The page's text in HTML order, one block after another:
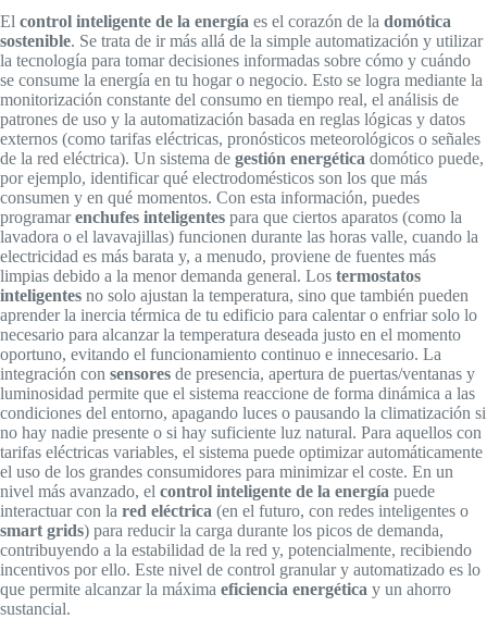
El control inteligente de la energía es el corazón de la domótica
sostenible. Se trata de ir más allá de la simple automatización y utilizar
la tecnología para tomar decisiones informadas sobre cómo y cuándo
se consume la energía en tu hogar o negocio. Esto se logra mediante la
monitorización constante del consumo en tiempo real, el análisis de
patrones de uso y la automatización basada en reglas lógicas y datos
externos (como tarifas eléctricas, pronósticos meteorológicos o señales
de la red eléctrica). Un sistema de gestión energética domótico puede,
por ejemplo, identificar qué electrodomésticos son los que más
consumen y en qué momentos. Con esta información, puedes
programarenchufes inteligentes para que ciertos aparatos (como la
lavadora o el lavavajillas) funcionen durante las horas valle, cuando la
electricidad es más barata y, a menudo, proviene de fuentes más
limpias debido a la menor demanda general. Los termostatos
inteligentes no solo ajustan la temperatura, sino que también pueden
aprender la inercia térmica de tu edificio para calentar o enfriar solo lo
necesario para alcanzar la temperatura deseada justo en el momento
oportuno, evitando el funcionamiento continuo e innecesario. La
integración con sensores de presencia, apertura de puertas/ventanas y
luminosidad permite que el sistema reaccione de forma dinámica a las
condiciones del entorno, apagando luces o pausando la climatización si
no hay nadie presente o si hay suficiente luz natural. Para aquellos con
tarifas eléctricas variables, el sistema puede optimizar automáticamente
el uso de los grandes consumidores para minimizar el coste. En un
nivel más avanzado, el control inteligente de la energía puede
interactuar con la red eléctrica (en el futuro, con redes inteligentes o
smart grids) para reducir la carga durante los picos de demanda,
contribuyendo a la estabilidad de la red y, potencialmente, recibiendo
incentivos por ello. Este nivel de control granular y automatizado es lo
que permite alcanzar la máxima eficiencia energética y un ahorro
sustancial.